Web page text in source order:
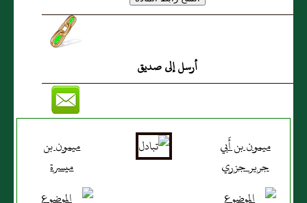
أرسل إلى صديق
ميمون بن أَبي
جرير جزري
ميمون بن
ميسرة